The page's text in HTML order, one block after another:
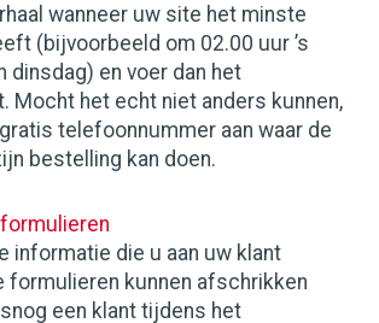
wanneer uw site het minste
(bijvoorbeeld om 02.00 uur ’s
dinsdag) en voer dan het
Mocht het echt niet anders kunnen,
telefoonnummer aan waar de
bestelling kan doen.
informatie die u aan uw klant
formulieren kunnen afschrikken
een klant tijdens het